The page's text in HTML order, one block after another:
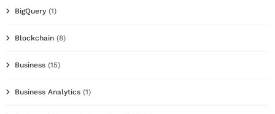
BigQuery (1)
Blockchain (8)
Business (15)
Business Analytics (1)